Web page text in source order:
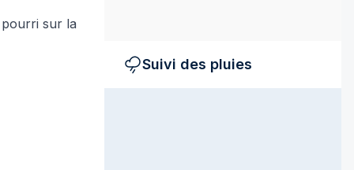
pourri sur la
Suivi des pluies